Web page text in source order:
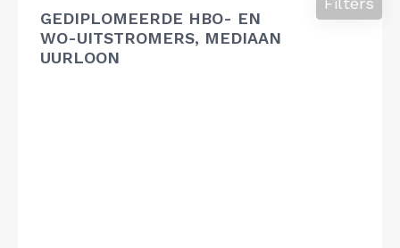
GEDIPLOMEERDE HBO- EN
WO-UITSTROMERS, MEDIAAN
UURLOON